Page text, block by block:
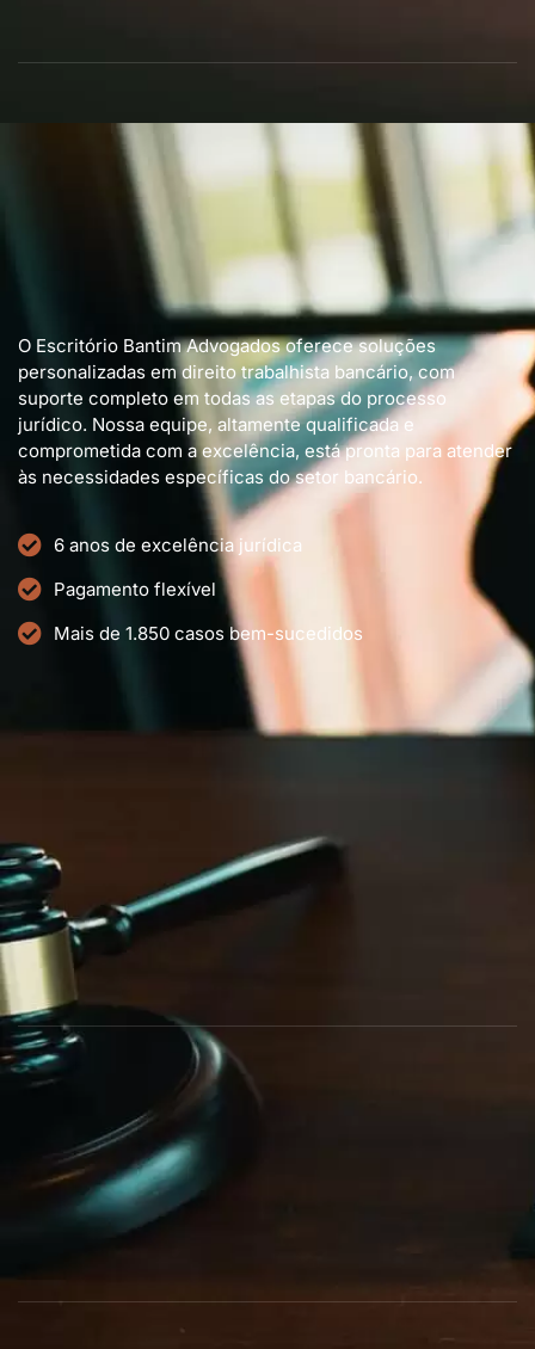
O Escritório Bantim Advogados oferece soluções
personalizadas em direito trabalhista bancário, com
suporte completo em todas as etapas do processo
jurídico. Nossa equipe, altamente qualificada e
comprometida com a excelência, está pronta para atender
às necessidades específicas do setor bancário.
6 anos de excelência jurídica
Pagamento flexível
Mais de 1.850 casos bem-sucedidos